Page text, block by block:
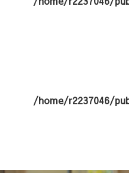
/home/r2237046/